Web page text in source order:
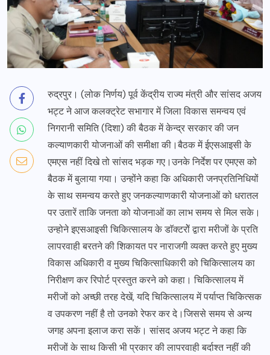
रुद्रपुर। (लोक निर्णय) पूर्व केंद्रीय राज्य मंत्री और सांसद अजय
भट्ट ने आज कलक्ट्रेट सभागार में जिला विकास समन्वय एवं
निगरानी समिति (दिशा) की बैठक में केन्द्र सरकार की जन
कल्याणकारी योजनाओं की समीक्षा की।बैठक में ईएसआइसी के
एमएस नहीं दिखे तो सांसद भड़क गए।उनके निर्देश पर एमएस को
बैठक में बुलाया गया। उन्होंने कहा कि अधिकारी जनप्रतिनिधियों
के साथ समन्वय करते हुए जनकल्याणकारी योजनाओं को धरातल
पर उतारें ताकि जनता को योजनाओं का लाभ समय से मिल सके।
उन्होने इएसआइसी चिकित्सालय के डाॅक्टरोें द्वारा मरीजों के प्रति
लापरवाही बरतने की शिकायत पर नाराजगी व्यक्त करते हुए मुख्य
विकास अधिकारी व मुख्य चिकित्साधिकारी को चिकित्सालय का
निरीक्षण कर रिपोर्ट प्रस्तुत करने को कहा। चिकित्सालय में
मरीजों को अच्छी तरह देखें, यदि चिकित्सालय में पर्याप्त चिकित्सक
व उपकरण नहीं है तो उनको रेफर कर दे।जिससे समय से अन्य
जगह अपना इलाज करा सकें। सांसद अजय भट्ट ने कहा कि
मरीजों के साथ किसी भी प्रकार की लापरवाही बर्दाश्त नहीं की